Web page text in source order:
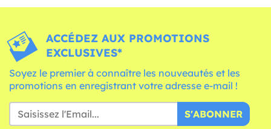
ACCÉDEZ AUX PROMOTIONS
EXCLUSIVES*
Soyez le premier à connaître les nouveautés et les
promotions en enregistrant votre adresse e-mail !
S'ABONNER